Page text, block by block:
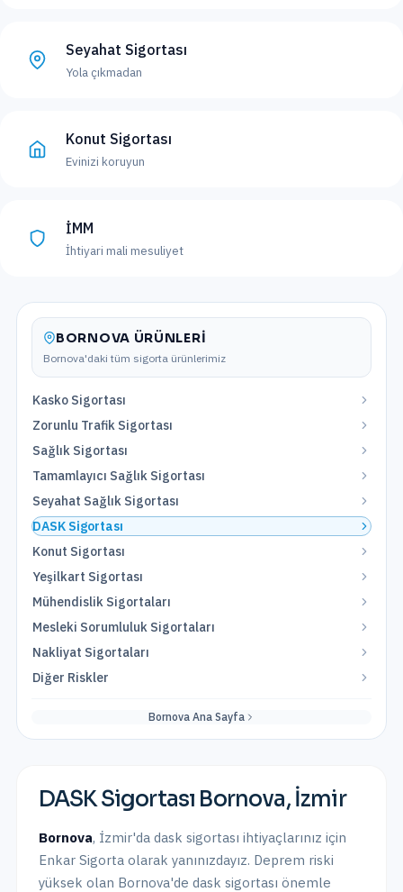
Seyahat Sigortası
Yola çıkmadan
Konut Sigortası
Evinizi koruyun
İMM
İhtiyari mali mesuliyet
BORNOVA ÜRÜNLERI
Bornova'daki tüm sigorta ürünlerimiz
Kasko Sigortası
Zorunlu Trafik Sigortası
Sağlık Sigortası
Tamamlayıcı Sağlık Sigortası
Seyahat Sağlık Sigortası
DASK Sigortası
Konut Sigortası
Yeşilkart Sigortası
Mühendislik Sigortaları
Mesleki Sorumluluk Sigortaları
Nakliyat Sigortaları
Diğer Riskler
BornovaAna Sayfa
DASK Sigortası Bornova, İzmir
Bornova, İzmir'da dask sigortası ihtiyaçlarınız için
Enkar Sigorta olarak yanınızdayız. Deprem riski
yüksek olan Bornova'de dask sigortası önemle